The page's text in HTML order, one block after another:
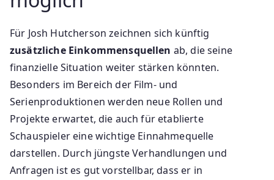
Für Josh Hutcherson zeichnen sich künftig
zusätzliche Einkommensquellen ab, die seine
finanzielle Situation weiter stärken könnten.
Besonders im Bereich der Film- und
Serienproduktionen werden neue Rollen und
Projekte erwartet, die auch für etablierte
Schauspieler eine wichtige Einnahmequelle
darstellen. Durch jüngste Verhandlungen und
Anfragen ist es gut vorstellbar, dass er in